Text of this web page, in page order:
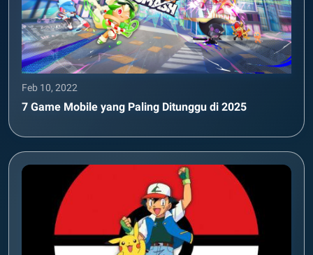
Feb 10, 2022
7 Game Mobile yang Paling Ditunggu di 2025